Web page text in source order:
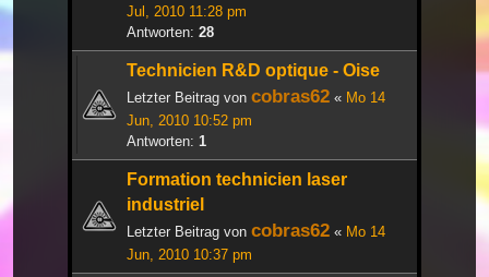
Jul, 2010 11:28 pm
Antworten: 28
Technicien R&D optique - Oise
Letzter Beitrag von cobras62 « Mo 14
Jun, 2010 10:52 pm
Antworten: 1
Formation technicien laser
industriel
Letzter Beitrag von cobras62 « Mo 14
Jun, 2010 10:37 pm